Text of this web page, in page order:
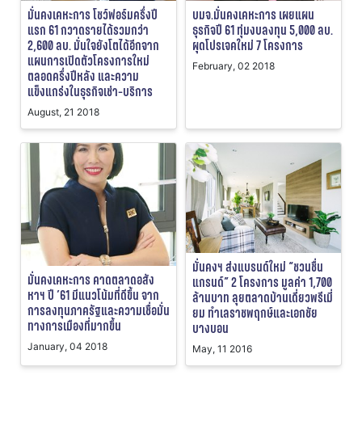
มั่นคงเคหะการ โชว์ฟอร์มครึ่งปี
แรก 61 กวาดรายได้รวมกว่า
2,600 ลบ. มั่นใจยังโตได้อีกจาก
แผนการเปิดตัวโครงการใหม่
ตลอดครึ่งปีหลัง และความ
แข็งแกร่งในธุรกิจเช่า-บริการ
August, 21 2018
บมจ.มั่นคงเคหะการ เผยแผน
ธุรกิจปี 61 ทุ่มงบลงทุน 5,000 ลบ.
ผุดโปรเจคใหม่ 7 โครงการ
February, 02 2018
มั่นคงเคหะการ คาดตลาดอสัง
หาฯ ปี ’61 มีแนวโน้มที่ดีขึ้น จาก
การลงทุนภาครัฐและความเชื่อมั่น
ทางการเมืองที่มากขึ้น
January, 04 2018
มั่นคงฯ ส่งแบรนด์ใหม่ “ชวนชื่น
แกรนด์” 2 โครงการ มูลค่า 1,700
ล้านบาท ลุยตลาดบ้านเดี่ยวพรีเมี่
ยม ทำเลราชพฤกษ์และเอกชัย
บางบอน
May, 11 2016